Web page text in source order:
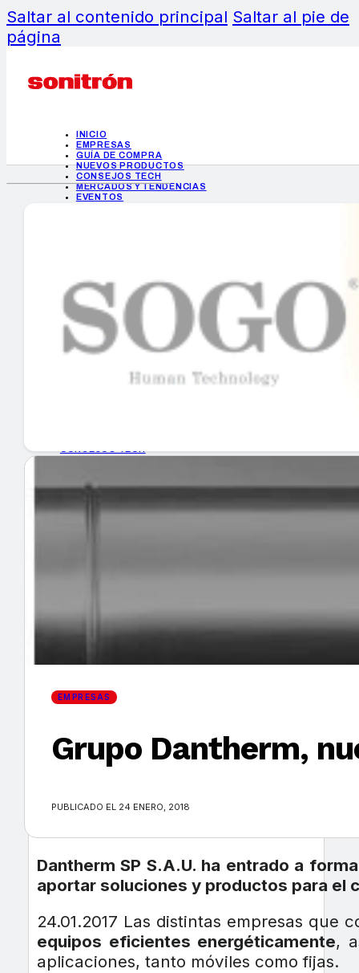
Saltar al contenido principal Saltar al pie de
página
INICIO
EMPRESAS
GUÍA DE COMPRA
NUEVOS PRODUCTOS
CONSEJOS TECH
MERCADOS Y TENDENCIAS
EVENTOS
INICIO
EMPRESAS
GUÍA DE COMPRA
MERCADOS Y TENDENCIAS
Encuentra tu noticia
EMPRESAS
Grupo Dantherm,
PUBLICADO EL 24 ENERO, 2018
Dantherm SP S.A.U. ha entrado a
aportar soluciones y productos para el
24.01.2017 Las distintas empresas que
equipos eficientes energéticamente,
aplicaciones, tanto móviles como fijas.